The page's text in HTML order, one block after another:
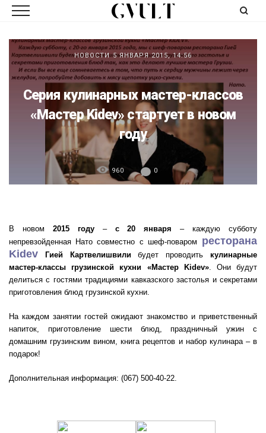
НОВОСТИ 5 ЯНВАРЯ 2015, 14:56
Серия кулинарных мастер-классов
«Мастер Kidev» стартует в новом
году
960 0
В новом 2015 году– с 20 января – каждую субботу
непревзойденная Нато совместно с шеф-поваром
ресторана
Kidev
Гией Картвелишвилибудет проводитькулинарные
мастер-классы грузинской кухни «Мастер Kidev». Они будут
делиться с гостями традициями кавказского застолья и секретами
приготовления блюд грузинской кухни.
На каждом занятии гостей ожидают знакомство и приветственный
напиток, приготовление шести блюд, праздничный ужин с
домашним грузинским вином, книга рецептов и набор кулинара – в
подарок!
Дополнительная информация: (067) 500-40-22.